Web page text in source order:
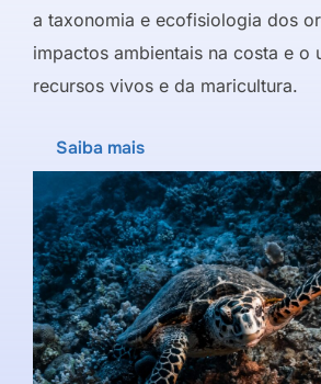
a taxonomia e ecofisiologia dos
impactos ambientais na costa e o
recursos vivos e da maricultura.
Saiba mais